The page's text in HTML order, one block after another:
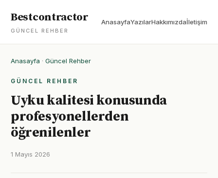
Bestcontractor
GÜNCEL REHBER
AnasayfaYazılarHakkımızdaİletişim
Anasayfa · Güncel Rehber
GÜNCEL REHBER
Uyku kalitesi konusunda
profesyonellerden
öğrenilenler
1 Mayıs 2026